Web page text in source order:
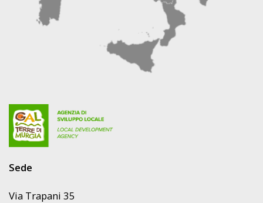
MURGIA
Sede
Via Trapani 35